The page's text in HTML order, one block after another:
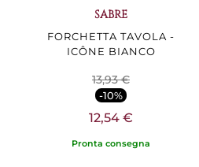
SABRE
FORCHETTA TAVOLA -
ICÔNE BIANCO
13,93 €
-10%
12,54 €
Pronta consegna